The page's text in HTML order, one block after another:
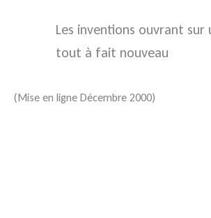
Les inventions ouvrant sur
tout à fait nouveau
(Mise en ligne Décembre 2000)